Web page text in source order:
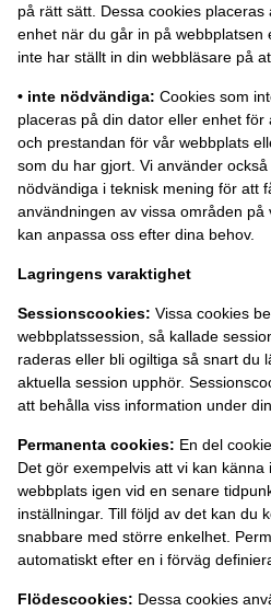
på rätt sätt. Dessa cookies
enhet när du går in på webbplatsen
inte har ställt in din webbläsare på
• inte nödvändiga: Cookies som
placeras på din dator eller enhet
och prestandan för vår webbplats
som du har gjort. Vi använder
nödvändiga i teknisk mening för att
användningen av vissa områden på
kan anpassa oss efter dina behov.
Lagringens varaktighet
Sessionscookies: Vissa cookies
webbplatssession, så kallade
raderas eller bli ogiltiga så snart du
aktuella session upphör.
att behålla viss information under
Permanenta cookies: En del
Det gör exempelvis att vi kan
webbplats igen vid en senare
inställningar. Till följd av det kan du
snabbare med större enkelhet.
automatiskt efter en i förväg
Flödescookies: Dessa cookies